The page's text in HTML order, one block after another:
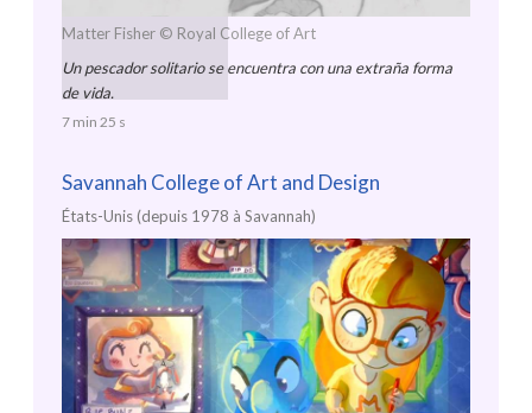
Matter Fisher © Royal College of Art
Un pescador solitario se encuentra con una extraña forma
de vida.
7 min 25 s
Savannah College of Art and Design
États-Unis (depuis 1978 à Savannah)